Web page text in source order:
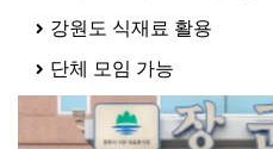
강원도 식재료 활용
단체 모임 가능